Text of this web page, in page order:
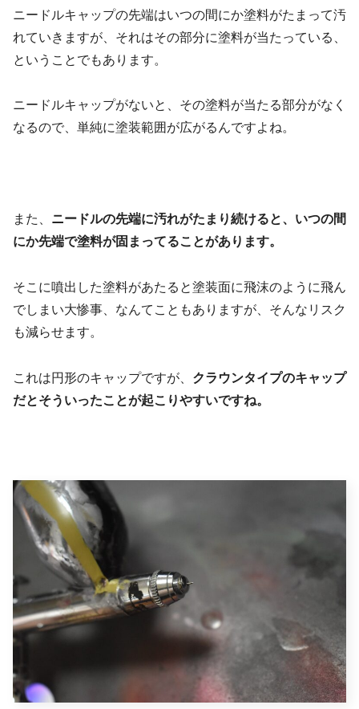
ニードルキャップの先端はいつの間にか塗料がたまって汚
れていきますが、それはその部分に塗料が当たっている、
ということでもあります。
ニードルキャップがないと、その塗料が当たる部分がなく
なるので、単純に塗装範囲が広がるんですよね。
また、 ニードルの先端に汚れがたまり続けると、いつの間
にか先端で塗料が固まってることがあります。
そこに噴出した塗料があたると塗装面に飛沫のように飛ん
でしまい大惨事、なんてこともありますが、そんなリスク
も減らせます。
これは円形のキャップですが、 クラウンタイプのキャップ
だとそういったことが起こりやすいですね。